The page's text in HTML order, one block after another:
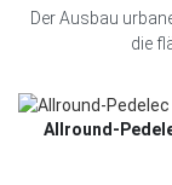
Der Ausbau
die
Allround-